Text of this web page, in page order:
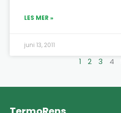
LES MER »
juni 13, 2011
1 2 3 4